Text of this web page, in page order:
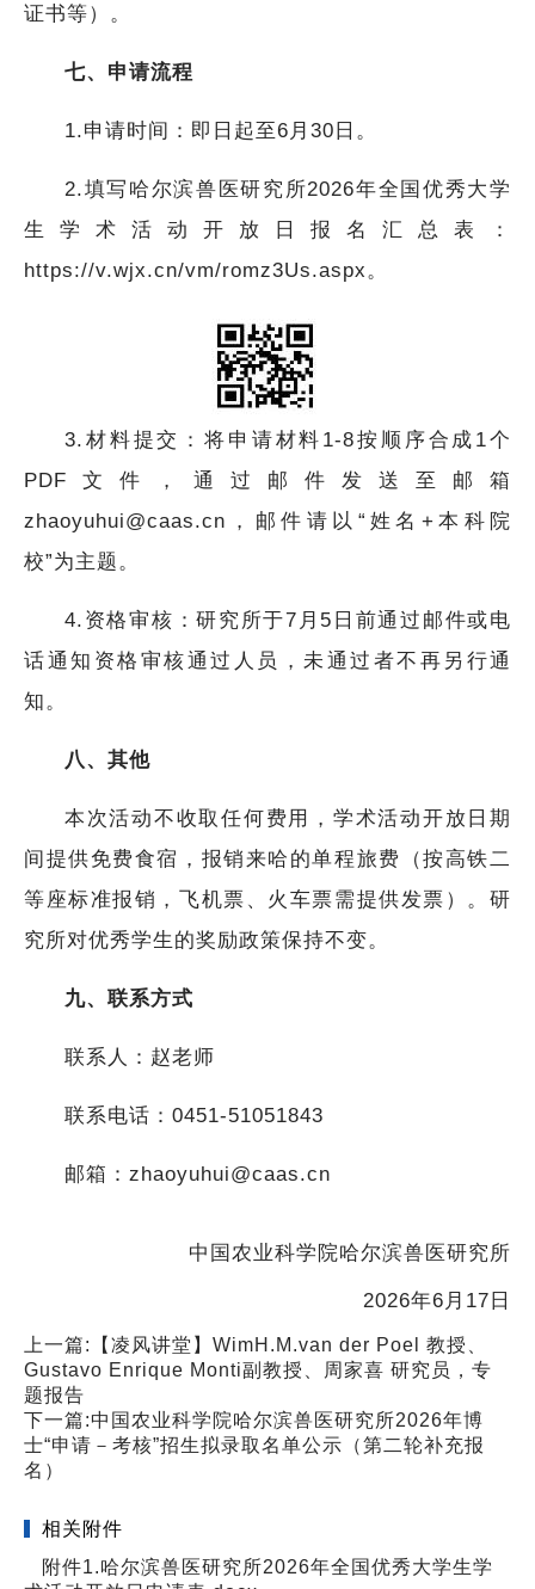
证书等）。
七、申请流程
1.申请时间：即日起至6月30日。
2.填写哈尔滨兽医研究所2026年全国优秀大学
生学术活动开放日报名汇总表：
https://v.wjx.cn/vm/romz3Us.aspx。
3.材料提交： 将申请材料1-8按顺序合成1个
PDF文件，通过邮件发送至邮箱
zhaoyuhui@caas.cn，邮件请以“姓名+本科院
校”为主题。
4.资格审核：研究所于7月5日前通过邮件或电
话通知资格审核通过人员，未通过者不再另行通
知。
八、其他
本次活动不收取任何费用，学术活动开放日期
间提供免费食宿，报销来哈的单程旅费（按高铁二
等座标准报销，飞机票、火车票需提供发票）。研
究所对优秀学生的奖励政策保持不变。
九、联系方式
联系人：赵老师
联系电话：0451-51051843
邮箱：zhaoyuhui@caas.cn
中国农业科学院哈尔滨兽医研究所
2026年6月17日
上一篇:
【凌风讲堂】WimH.M.van der Poel 教授、
Gustavo Enrique Monti副教授、周家喜 研究员，专
题报告
下一篇:中国农业科学院哈尔滨兽医研究所2026年博
士“申请－考核”招生拟录取名单公示（第二轮补充报
名）
相关附件
附件1.哈尔滨兽医研究所2026年全国优秀大学生学